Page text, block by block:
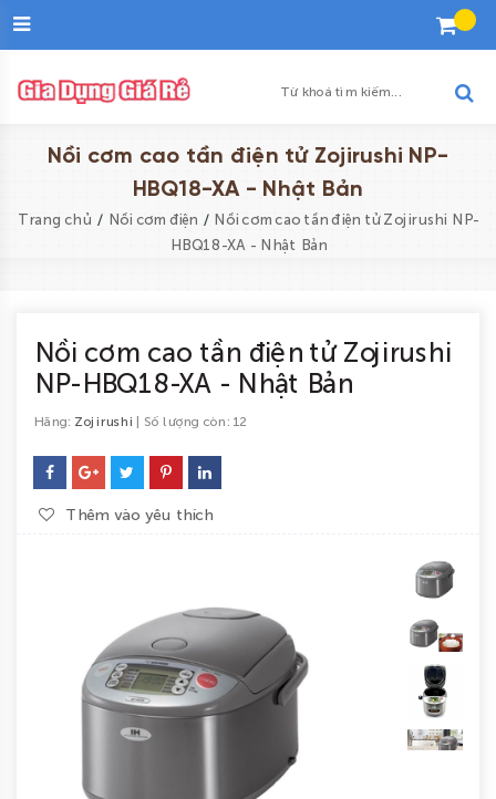
Danh
sách
thích
Khuyến
Liên
hệ
Nồi cơm cao tần điện tử Zojirushi NP-
HBQ18-XA - Nhật Bản
Trang chủ / Nồi cơm điện / Nồi cơm cao tần điện tử Zojirushi NP-
HBQ18-XA - Nhật Bản
Nồi cơm cao tần điện tử Zojirushi
NP-HBQ18-XA - Nhật Bản
Hãng: Zojirushi| Số lượng còn: 12
Thêm vào yêu thích